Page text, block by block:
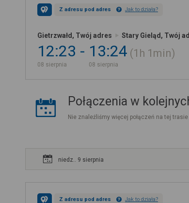
Z adresu pod adres Jak to działa?
Gietrzwałd, Twój adres Stary Gieląd, Twój
12:23
08 sierpnia
13:24
08 sierpnia
1h 1min
Połączenia w
Nie znaleźliśmy więcej połączeń na tej
niedz.. 9 sierpnia
Z adresu pod adres Jak to działa?